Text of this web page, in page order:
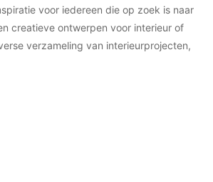
voor iedereen die op zoek is naar
creatieve ontwerpen voor interieur of
verzameling van interieurprojecten,